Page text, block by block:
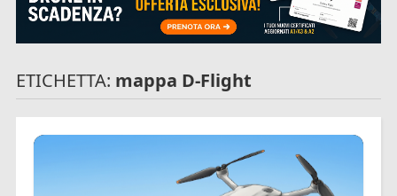
ETICHETTA: mappa D-Flight